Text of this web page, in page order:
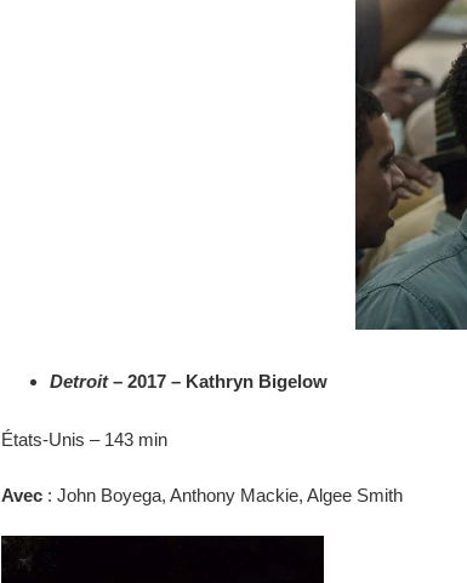
Detroit– 2017 – Kathryn Bigelow
États-Unis – 143 min
Avec : John Boyega, Anthony Mackie, Algee Smith